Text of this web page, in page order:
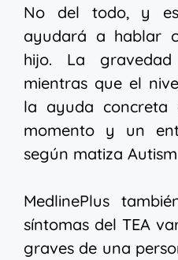
No del todo, y
ayudará a hablar
hijo. La
mientras que el
la ayuda concreta
momento y un
según matiza
MedlinePlus
síntomas del TEA
graves de una